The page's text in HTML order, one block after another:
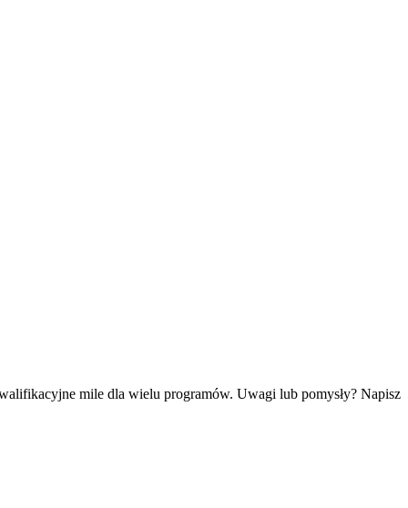
mile dla wielu programów. Uwagi lub pomysły? Napisz